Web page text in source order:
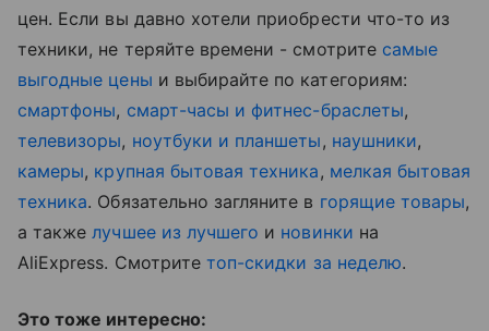
цен. Если вы давно хотели приобрести что-то из
техники, не теряйте времени - смотрите самые
выгодные цены и выбирайте по категориям:
смартфоны, смарт-часы и фитнес-браслеты,
телевизоры, ноутбуки и планшеты , наушники,
камеры, крупная бытовая техника , мелкая бытовая
техника. Обязательно загляните в горящие товары,
а также лучшее из лучшего и новинки на
AliExpress. Смотритетоп-скидки за неделю.
Это тоже интересно: